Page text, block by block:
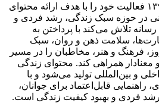
«زندگی رویایی» از سال ۱۳۹۳ فعالیت خود را با هدف ارائه محتوای
در حوزه سبک زندگی، رشد فردی و
تلاش می‌کند با پرداختن به
سلامت ذهن و روان، سبک
فرهنگ و هنر، مخاطبان را در مسیر
معنادار همراهی کند. محتوای زندگی
و بین‌المللی تولید می‌شود و با
راهنمایی قابل‌اعتماد برای جوانان،
رشد فردی و بهبود کیفیت زندگی است.